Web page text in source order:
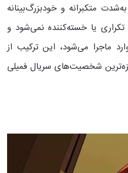
متکبرانه و خودبزرگ‌بینانه
یا خسته‌کننده نمی‌شود و
ماجرا می‌شود، این ترکیب از
شخصیت‌های سریال فمیلی